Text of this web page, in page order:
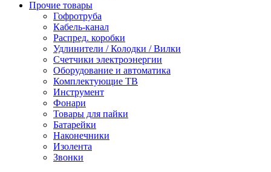
Прочие товары
Гофротруба
Кабель-канал
Распред. коробки
Удлинители / Колодки / Вилки
Счетчики электроэнергии
Оборудование и автоматика
Комплектующие ТВ
Инструмент
Фонари
Товары для пайки
Батарейки
Наконечники
Изолента
Звонки